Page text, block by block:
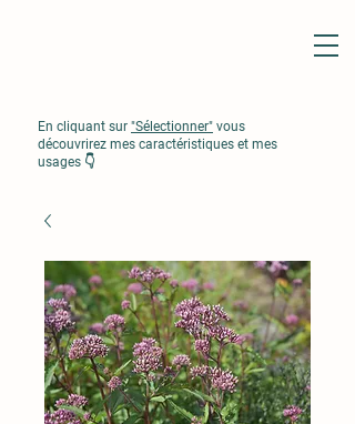
En cliquant sur "Sélectionner" vous
découvrirez mes caractéristiques et mes
usages 👇